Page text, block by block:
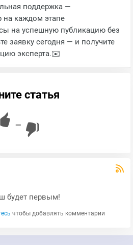
поддержка —
на каждом этапе
на успешную публикацию без
заявку сегодня — и получите
эксперта.✉️
статья
—
будет первым!
чтобы добавлять комментарии